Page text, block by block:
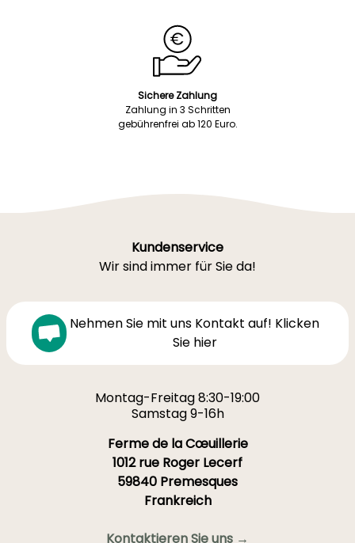
Sichere Zahlung
Zahlung in 3 Schritten
gebührenfrei ab 120 Euro.
Kundenservice
Wir sind immer für Sie da!
Nehmen Sie mit uns Kontakt auf! Klicken
Sie hier
Montag-Freitag 8:30-19:00
Samstag 9-16h
Ferme de la Cœuillerie
1012 rue Roger Lecerf
59840 Premesques
Frankreich
Kontaktieren Sie uns →